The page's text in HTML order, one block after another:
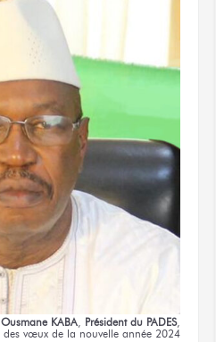
Ousmane KABA, Président du PADES,
des vœux de la nouvelle année 2024